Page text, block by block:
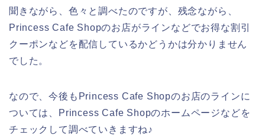
聞きながら、色々と調べたのですが、残念ながら、
Princess Cafe Shopのお店がラインなどでお得な割引
クーポンなどを配信しているかどうかは分かりません
でした。
なので、今後もPrincess Cafe Shopのお店のラインに
ついては、Princess Cafe Shopのホームページなどを
チェックして調べていきますね♪